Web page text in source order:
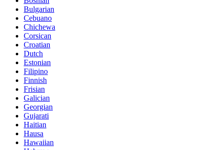
Bulgarian
Cebuano
Chichewa
Corsican
Croatian
Dutch
Estonian
Filipino
Finnish
Frisian
Galician
Georgian
Gujarati
Haitian
Hausa
Hawaiian